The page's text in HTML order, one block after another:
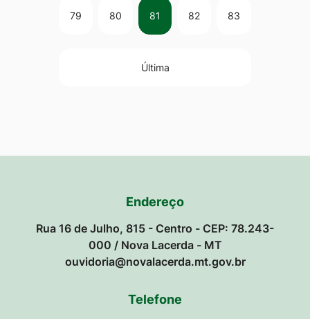
79 80 81 82 83
Última
Endereço
Rua 16 de Julho, 815 - Centro - CEP: 78.243-
000 / Nova Lacerda - MT
ouvidoria@novalacerda.mt.gov.br
Telefone